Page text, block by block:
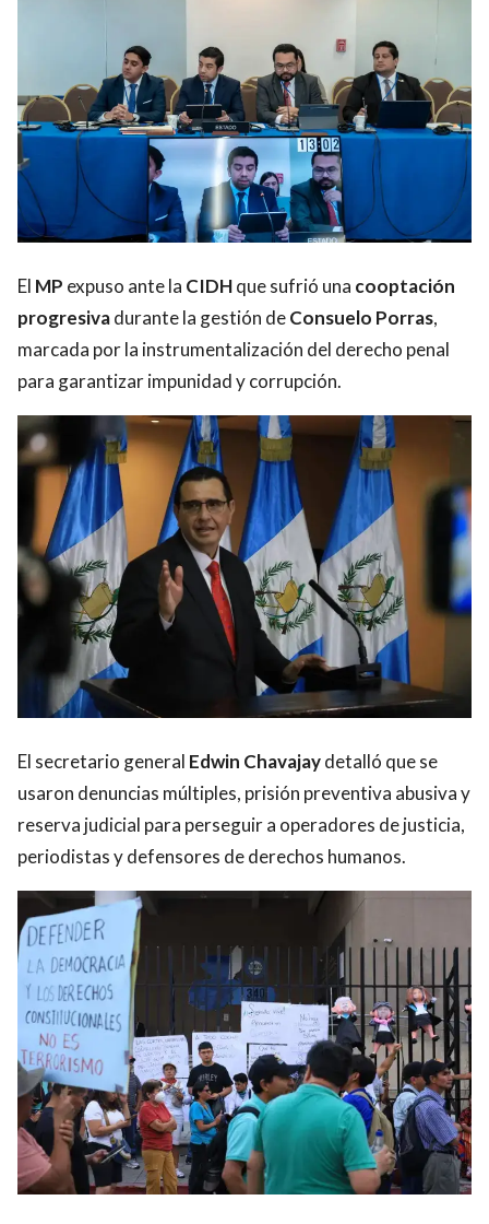
El MP expuso ante la CIDHque sufrió una cooptación
progresivadurante la gestión deConsuelo Porras,
marcada por la instrumentalización del derecho penal
para garantizar impunidad y corrupción.
El secretario general Edwin Chavajaydetalló que se
usaron denuncias múltiples, prisión preventiva abusiva y
reserva judicial para perseguir a operadores de justicia,
periodistas y defensores de derechos humanos.